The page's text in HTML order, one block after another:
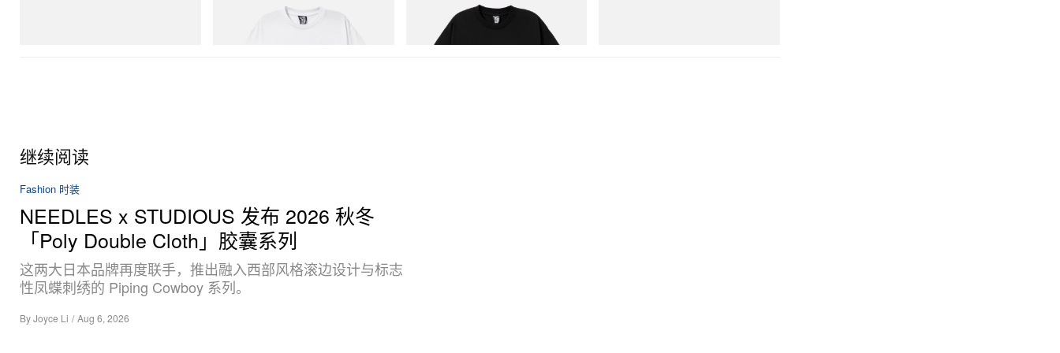
COTTON T-SHIRT #1
立刻购入
继续阅读
Fashion 时装
NEEDLES x STUDIOUS 发布 2026 秋冬
「Poly Double Cloth」胶囊系列
这两大日本品牌再度联手，推出融入西部风格滚边设计与标志
性凤蝶刺绣的 Piping Cowboy 系列。
ByJoyce Li / Aug 6, 2026